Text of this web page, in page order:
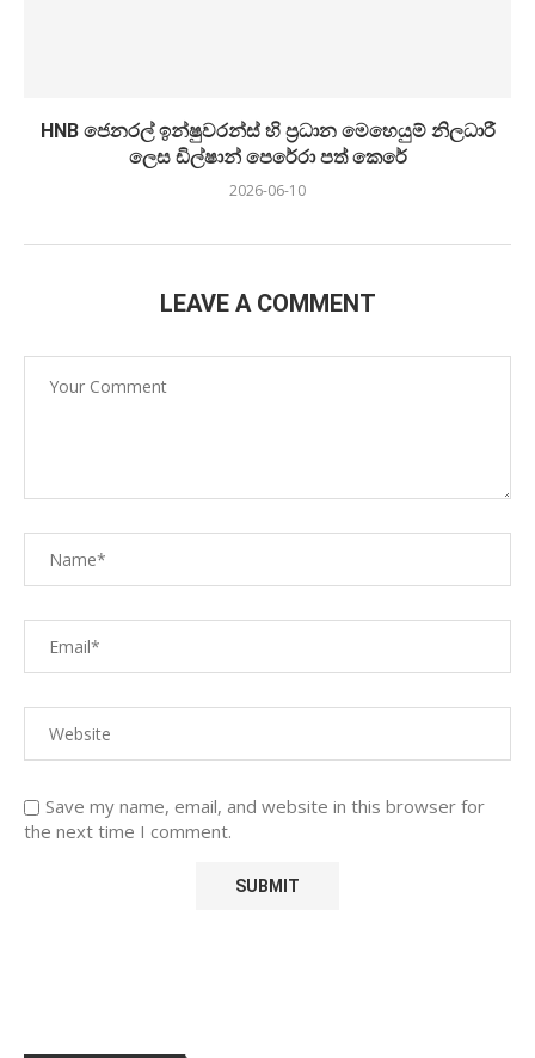
HNB ජෙනරල් ඉන්ෂුවරන්ස් හි ප්‍රධාන මෙහෙයුම් නිලධාරී
ලෙස ඩිල්ෂාන් පෙරේරා පත් කෙරේ
2026-06-10
LEAVE A COMMENT
Save my name, email, and website in this browser for
the next time I comment.